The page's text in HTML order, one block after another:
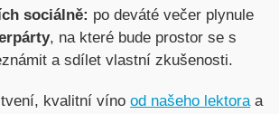
sociálně: po deváté večer plynule
, na které bude prostor se s
a sdílet vlastní zkušenosti.
kvalitní vínood našeho lektoraa